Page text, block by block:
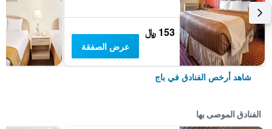
153 ﷼
عرض الصفقة
شاهد أرخص الفنادق في باج
الفنادق الموصى بها